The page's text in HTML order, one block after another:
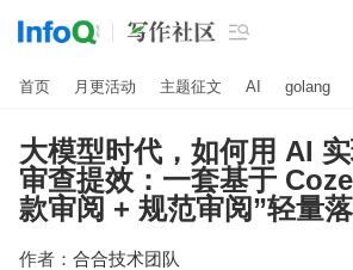

首页 月更活动 主题征文 AI golang
大模型时代，如何用 AI
审查提效：一套基于
款审阅 + 规范审阅”轻量
作者： 合合技术团队